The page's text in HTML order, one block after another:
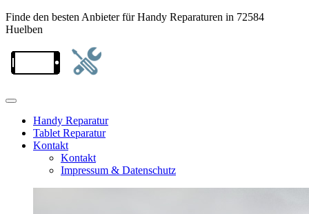
Finde den besten Anbieter für Handy Reparaturen in 72584
Huelben
Handy Reparatur
Tablet Reparatur
Kontakt
Kontakt
Impressum & Datenschutz